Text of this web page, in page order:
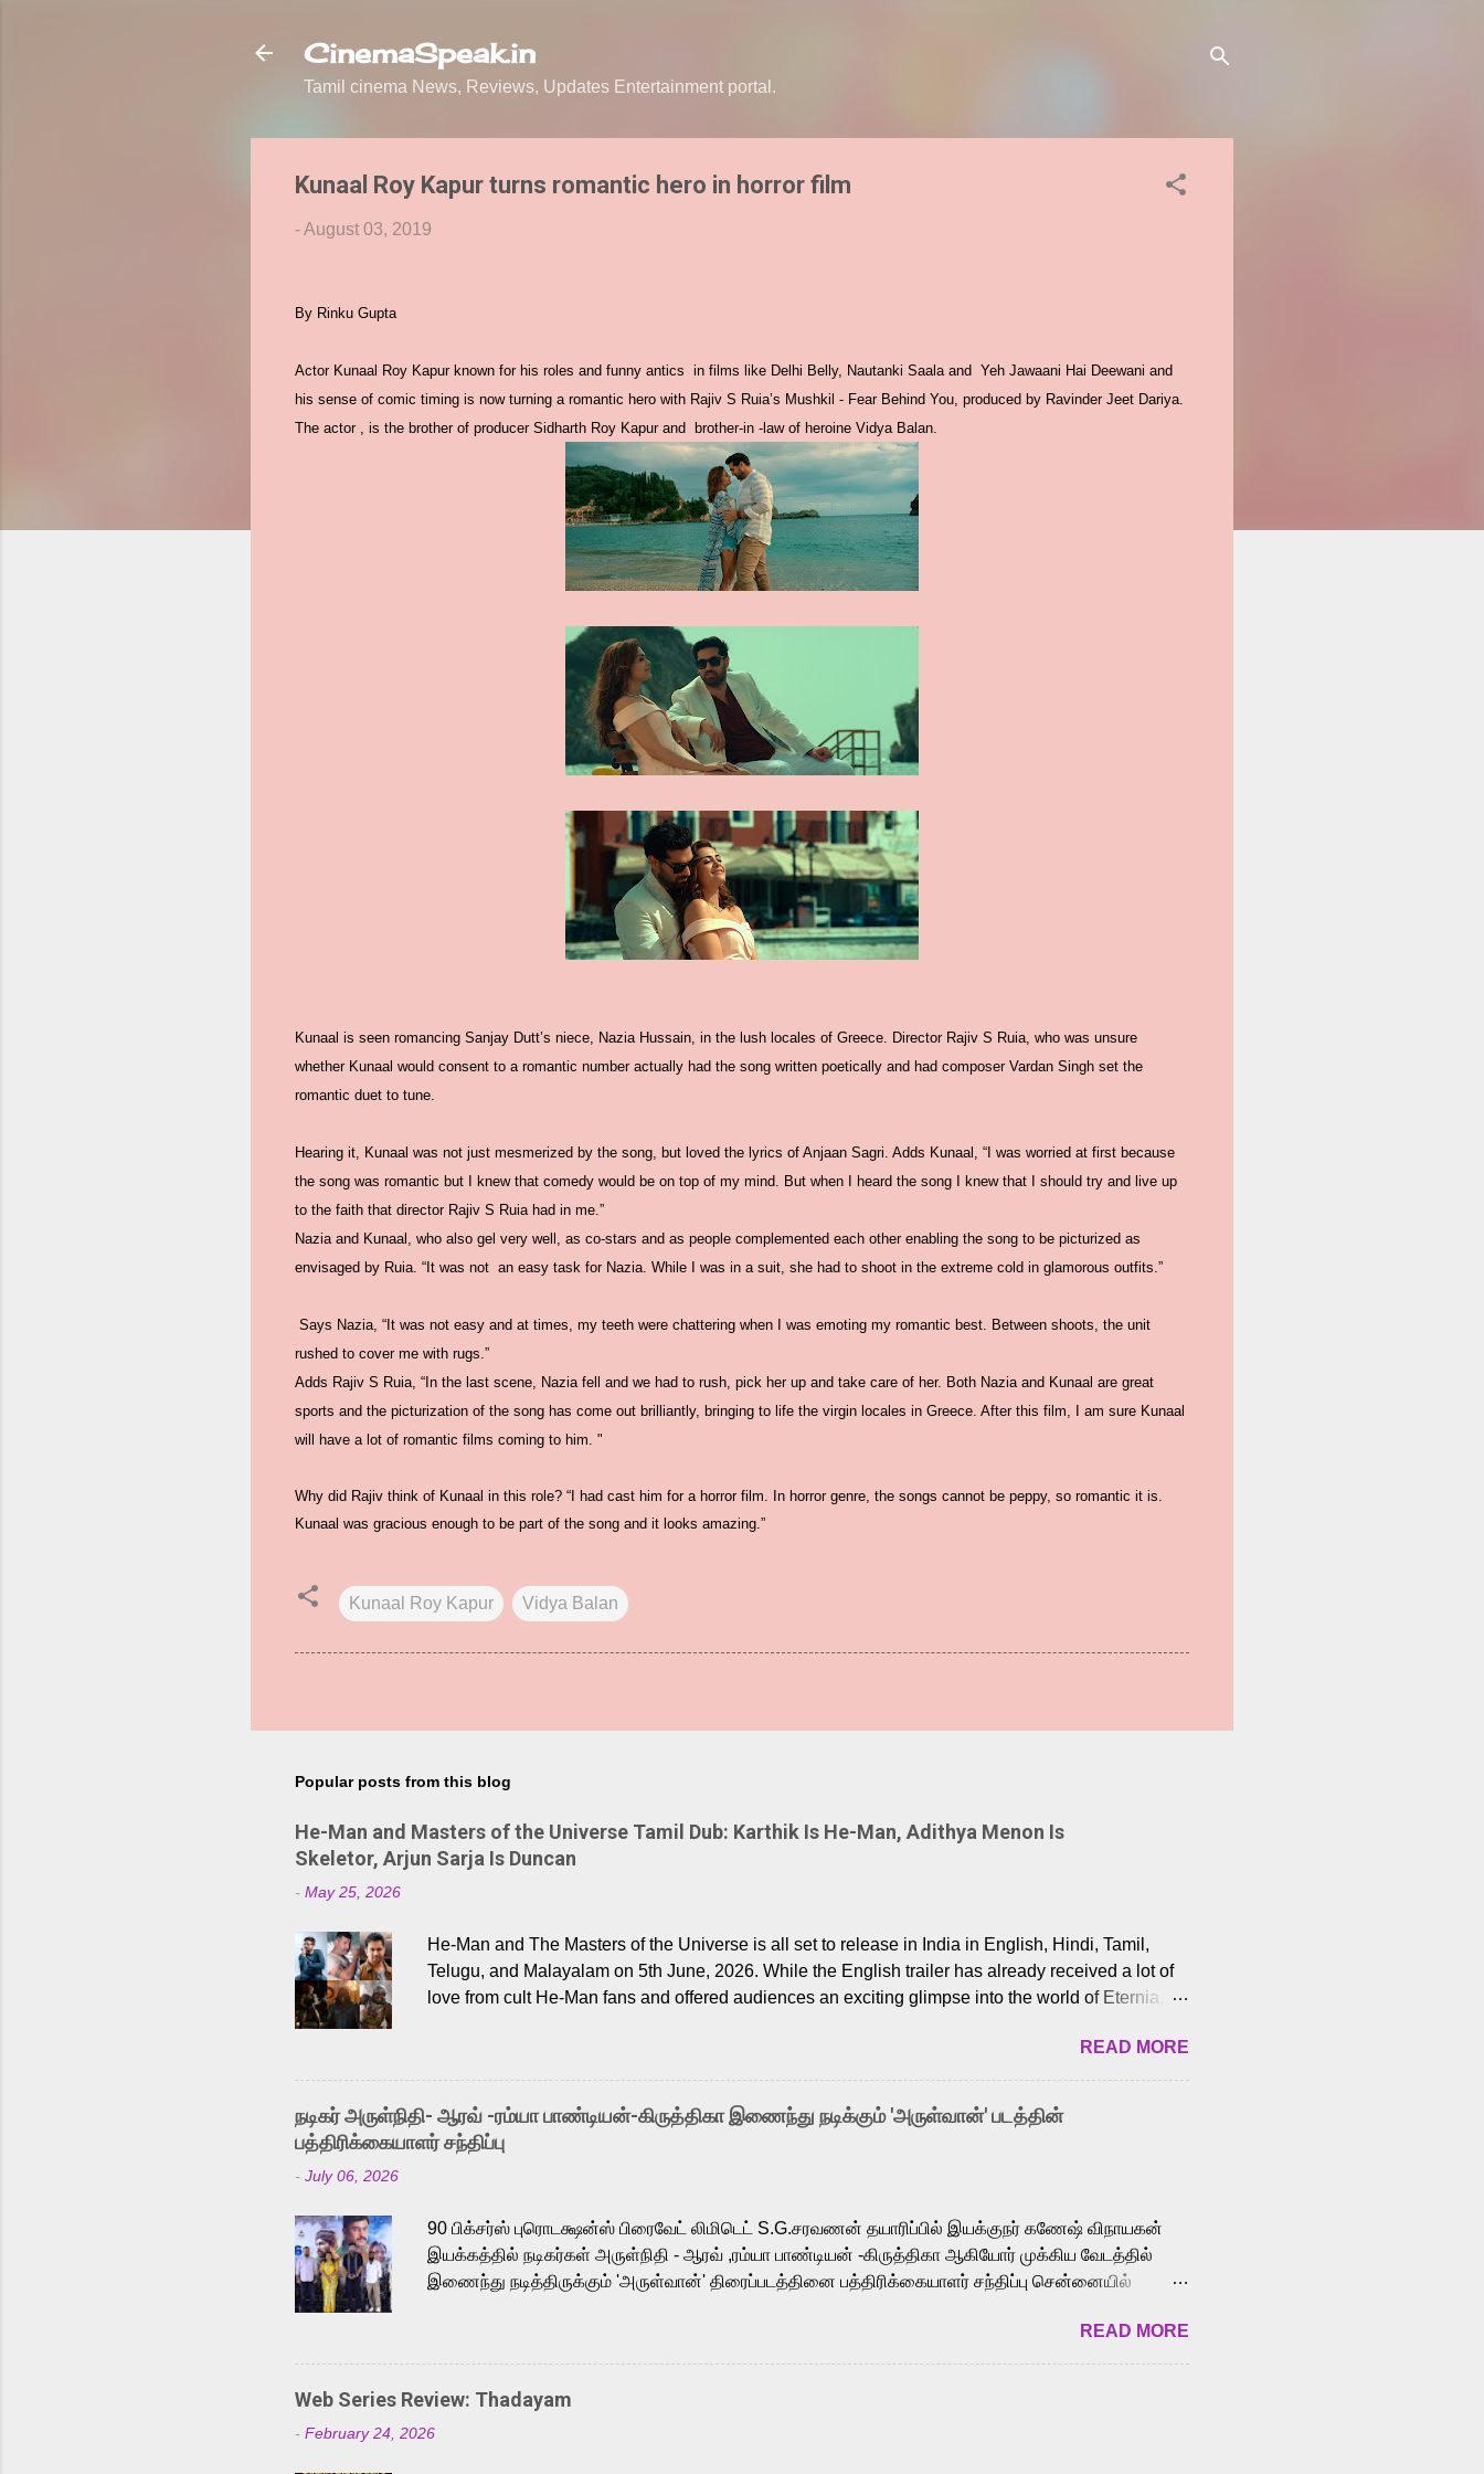
CinemaSpeak.in
Tamil cinema News, Reviews, Updates Entertainment portal.
Kunaal Roy Kapur turns romantic hero in horror film
-August 03, 2019
By Rinku Gupta
Actor Kunaal Roy Kapur known for his roles and funny antics in films like Delhi Belly, Nautanki Saala and Yeh Jawaani Hai Deewani and
his sense of comic timing is now turning a romantic hero with Rajiv S Ruia’s Mushkil - Fear Behind You, produced by Ravinder Jeet Dariya.
The actor , is the brother of producer Sidharth Roy Kapur and brother-in -law of heroine Vidya Balan.
Kunaal is seen romancing Sanjay Dutt’s niece, Nazia Hussain, in the lush locales of Greece. Director Rajiv S Ruia, who was unsure
whether Kunaal would consent to a romantic number actually had the song written poetically and had composer Vardan Singh set the
romantic duet to tune.
Hearing it, Kunaal was not just mesmerized by the song, but loved the lyrics of Anjaan Sagri. Adds Kunaal, “I was worried at first because
the song was romantic but I knew that comedy would be on top of my mind. But when I heard the song I knew that I should try and live up
to the faith that director Rajiv S Ruia had in me.”
Nazia and Kunaal, who also gel very well, as co-stars and as people complemented each other enabling the song to be picturized as
envisaged by Ruia. “It was not an easy task for Nazia. While I was in a suit, she had to shoot in the extreme cold in glamorous outfits.”
Says Nazia, “It was not easy and at times, my teeth were chattering when I was emoting my romantic best. Between shoots, the unit
rushed to cover me with rugs.”
Adds Rajiv S Ruia, “In the last scene, Nazia fell and we had to rush, pick her up and take care of her. Both Nazia and Kunaal are great
sports and the picturization of the song has come out brilliantly, bringing to life the virgin locales in Greece. After this film, I am sure Kunaal
will have a lot of romantic films coming to him. "
Why did Rajiv think of Kunaal in this role? “I had cast him for a horror film. In horror genre, the songs cannot be peppy, so romantic it is.
Kunaal was gracious enough to be part of the song and it looks amazing.”
Kunaal Roy Kapur Vidya Balan
Popular posts from this blog
He-Man and Masters of the Universe Tamil Dub: Karthik Is He-Man, Adithya Menon Is
Skeletor, Arjun Sarja Is Duncan
- May 25, 2026
He-Man and The Masters of the Universe is all set to release in India in English, Hindi, Tamil,
Telugu, and Malayalam on 5th June, 2026. While the English trailer has already received a lot of
love from cult He-Man fans and offered audiences an exciting glimpse into the world of Eternia,
Adding to the growing buzz is the film’s powerful Tamil voice cast led by celebrated playback
singer Karthik, who lends his voice to the iconic superhero He-Man. Known for memorable songs
like “Behene De” from Raavan, “Oru Maalai” from Ghajini, and “Mun Andhi” from 7 Aum Arivu,
Karthik is loved for his versatile voice and strong command over multiple languages, making him
a strong fit for the legendary character. Adithya Menon, known for portraying memorable
READ MORE
நடிகர் அருள்நிதி- ஆரவ் -ரம்யா பாண்டியன்-கிருத்திகா இணைந்து நடிக்கும் 'அருள்வான்' படத்தின்
பத்திரிக்கையாளர் சந்திப்பு
- July 06, 2026
90 பிக்சர்ஸ் புரொடக்ஷன்ஸ் பிரைவேட் லிமிடெட் S.G.சரவணன் தயாரிப்பில் இயக்குநர் கணேஷ் விநாயகன்
இயக்கத்தில் நடிகர்கள் அருள்நிதி - ஆரவ் ,ரம்யா பாண்டியன் -கிருத்திகா ஆகியோர் முக்கிய வேடத்தில்
இணைந்து நடித்திருக்கும் 'அருள்வான்' திரைப்படத்தினை பத்திரிக்கையாளர் சந்திப்பு சென்னையில்
அருள்நிதி, ஆரவ், காளி வெங்கட், ரம்யா பாண்டியன், வி டி வி கணேஷ் , ஜான் விஜய், பேபி கிருத்திகா,
'பருத்திவீரன்' சரவணன், ஹரிஷ் உத்தமன் உள்ளிட்ட பலர் நடித்திருக்கிறார்கள். எம். சுகுமார் ஒளிப்பதிவு
செய்திருக்கும் இந்த திரைப்படத்திற்கு ஜீ. வி. பிரகாஷ் குமார் இசையமைத்திருக்கிறார். லால்குடி
இளையராஜா கலை இயக்கத்தை கவனிக்க.. லாரன்ஸ் கிஷோர் படத் தொகுப்பு பணிகளை
மேற்கொண்டிருக்கிறார். கல்வியின் அவசியத்தை வலியுறுத்தி தயாராகி இருக்கும் இந்தத் திரைப்படத்தை 90
READ MORE
Web Series Review: Thadayam
- February 24, 2026